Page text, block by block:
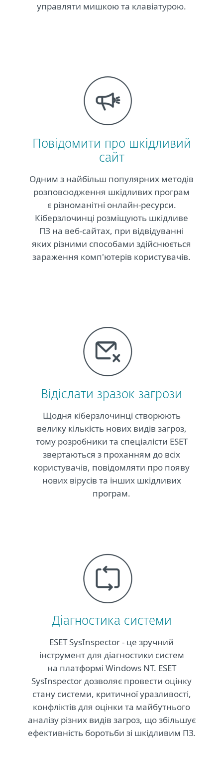
управляти мишкою та клавіатурою.
Повідомити про шкідливий
сайт
Одним з найбільш популярних методів
розповсюдження шкідливих програм
є різноманітні онлайн-ресурси.
Кіберзлочинці розміщують шкідливе
ПЗ на веб-сайтах, при відвідуванні
яких різними способами здійснюється
зараження комп'ютерів користувачів.
Відіслати зразок загрози
Щодня кіберзлочинці створюють
велику кількість нових видів загроз,
тому розробники та спеціалісти ESET
звертаються з проханням до всіх
користувачів, повідомляти про появу
нових вірусів та інших шкідливих
програм.
Діагностика системи
ESET SysInspector - це зручний
інструмент для діагностики систем
на платформі Windows NT. ESET
SysInspector дозволяє провести оцінку
стану системи, критичної уразливості,
конфліктів для оцінки та майбутнього
аналізу різних видів загроз, що збільшує
ефективність боротьби зі шкідливим ПЗ.